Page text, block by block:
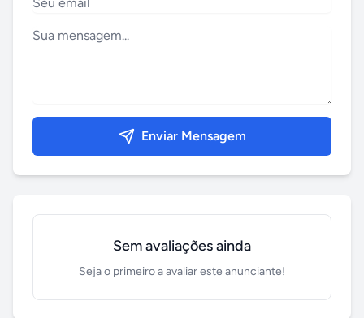
Enviar Mensagem
Sem avaliações ainda
Seja o primeiro a avaliar este anunciante!